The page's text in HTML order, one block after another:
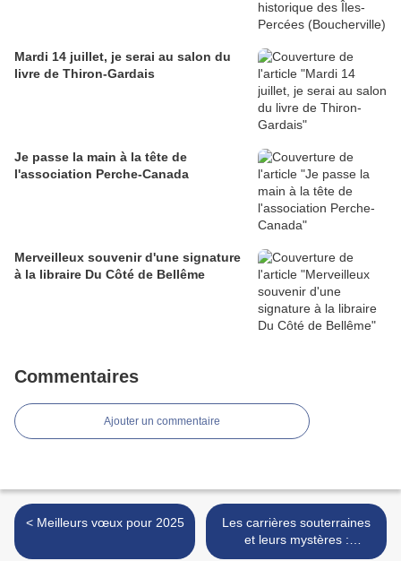
Mardi 14 juillet, je serai au salon du
livre de Thiron-Gardais
Je passe la main à la tête de
l'association Perche-Canada
Merveilleux souvenir d'une signature
à la libraire Du Côté de Bellême
Commentaires
Ajouter un commentaire
< Meilleurs vœux pour 2025
Les carrières souterraines
et leurs mystères :
l'exemple du Pin-la-